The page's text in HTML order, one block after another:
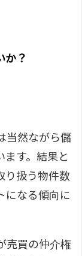
か？
当然ながら儲
ます。結果と
り扱う物件数
になる傾向に
売買の仲介権